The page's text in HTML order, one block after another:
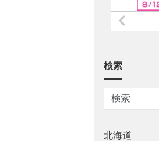
検索
北海道